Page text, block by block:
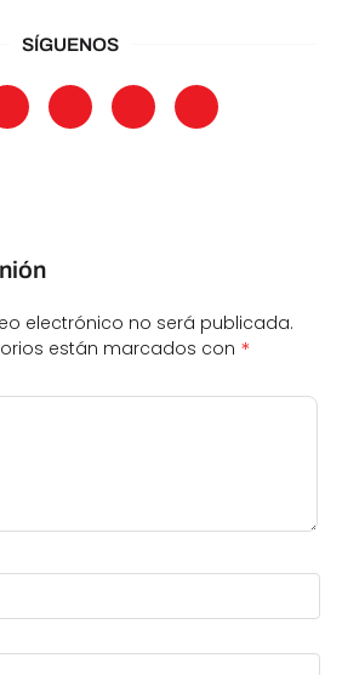
SÍGUENOS
electrónico no será publicada.
están marcados con *